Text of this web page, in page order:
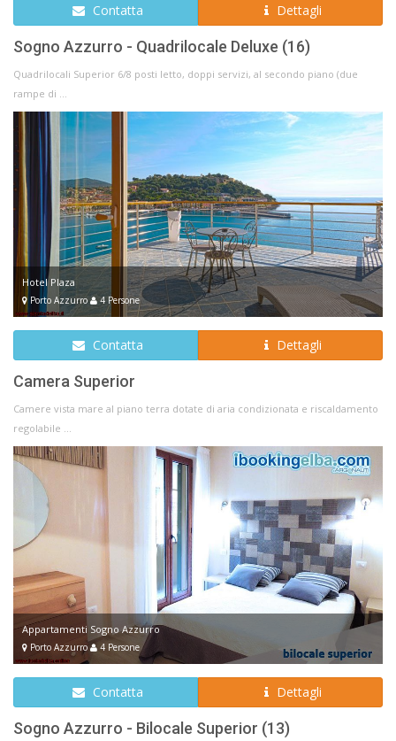
Contatta Dettagli
Sogno Azzurro - Quadrilocale Deluxe (16)
Quadrilocali Superior 6/8 posti letto, doppi servizi, al secondo piano (due
rampe di ...
Hotel Plaza
Porto Azzurro 4 Persone
Contatta Dettagli
Camera Superior
Camere vista mare al piano terra dotate di aria condizionata e riscaldamento
regolabile ...
Appartamenti Sogno Azzurro
Porto Azzurro 4 Persone
Contatta Dettagli
Sogno Azzurro - Bilocale Superior (13)